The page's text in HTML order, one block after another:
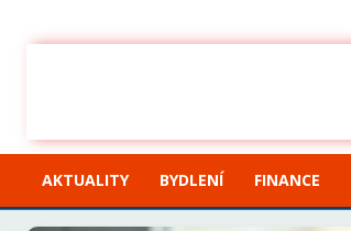
AKTUALITY BYDLENÍ FINANCE